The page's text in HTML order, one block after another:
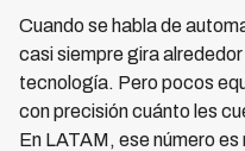
Cuando se habla de
casi siempre gira
tecnología. Pero pocos
con precisión cuánto les
En LATAM, ese número